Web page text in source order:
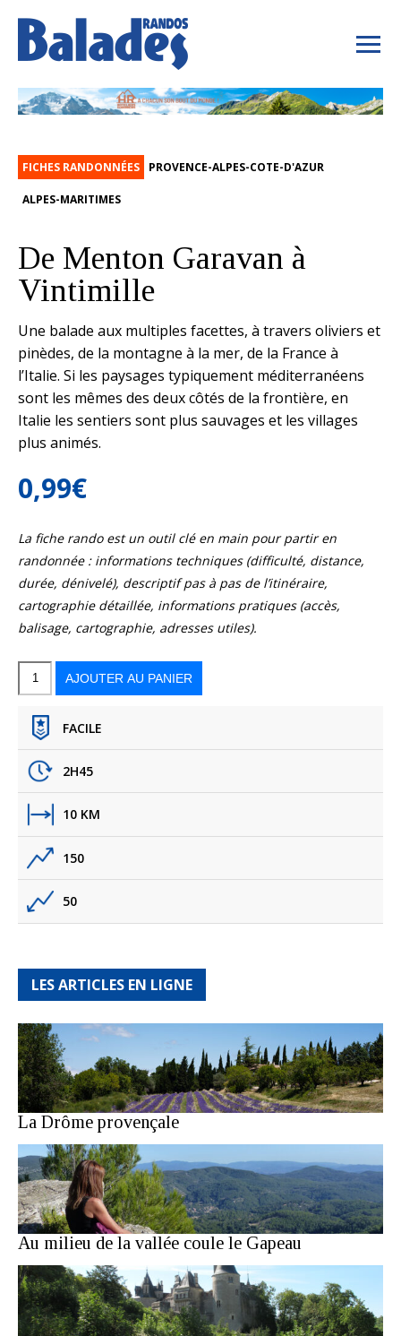
FICHES RANDONNÉES PROVENCE-ALPES-COTE-D'AZUR
ALPES-MARITIMES
De Menton Garavan à
Vintimille
Une balade aux multiples facettes, à travers oliviers et
pinèdes, de la montagne à la mer, de la France à
l’Italie. Si les paysages typiquement méditerranéens
sont les mêmes des deux côtés de la frontière, en
Italie les sentiers sont plus sauvages et les villages
plus animés.
0,99€
La fiche rando est un outil clé en main pour partir en
randonnée : informations techniques (difficulté, distance,
durée, dénivelé), descriptif pas à pas de l’itinéraire,
cartographie détaillée, informations pratiques (accès,
balisage, cartographie, adresses utiles).
quantité
Garavan
Vintimille
AJOUTER AU PANIER
FACILE
2H45
10 KM
150
50
LES ARTICLES EN LIGNE
La Drôme provençale
Au milieu de la vallée coule le Gapeau